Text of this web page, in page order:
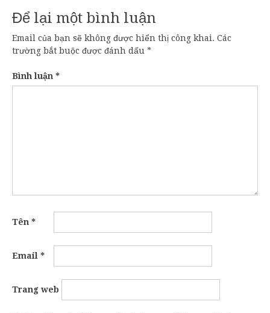
Để lại một bình luận
Email của bạn sẽ không được hiển thị công khai. Các
trường bắt buộc được đánh dấu *
Bình luận *
Tên *
Email *
Trang web